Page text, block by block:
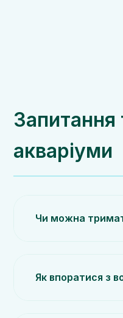
Запитання
акваріуми
Чи можна
Як впоратися з